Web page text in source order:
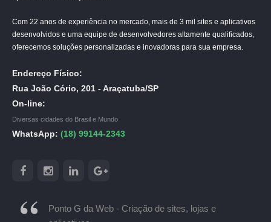
Com 22 anos de experiência no mercado, mais de 3 mil sites e aplicativos
desenvolvidos e uma equipe de desenvolvedores altamente qualificados,
oferecemos soluções personalizadas e inovadoras para sua empresa.
Endereço Físico:
Rua João Cório, 201 - Araçatuba/SP
On-line:
Diversas cidades do Brasil e Mundo
WhatsApp: (18) 99144-2343
Ponto G da Web - Criação de sites, lojas e